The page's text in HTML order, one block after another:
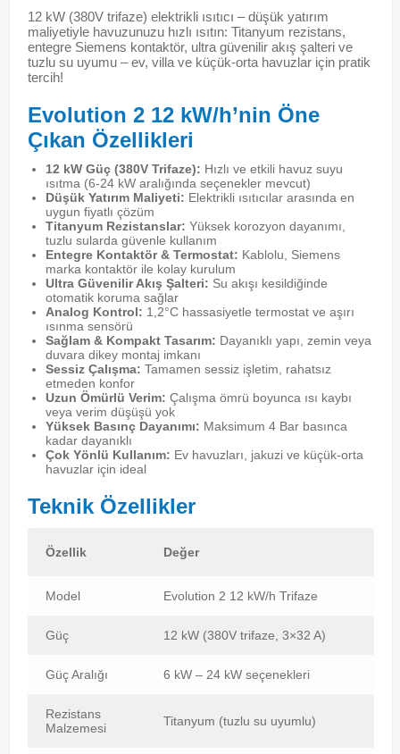
12 kW (380V trifaze) elektrikli ısıtıcı – düşük yatırım
maliyetiyle havuzunuzu hızlı ısıtın: Titanyum rezistans,
entegre Siemens kontaktör, ultra güvenilir akış şalteri ve
tuzlu su uyumu – ev, villa ve küçük-orta havuzlar için pratik
tercih!
Evolution 2 12 kW/h’nin Öne
Çıkan Özellikleri
12 kW Güç (380V Trifaze): Hızlı ve etkili havuz suyu
ısıtma (6-24 kW aralığında seçenekler mevcut)
Düşük Yatırım Maliyeti: Elektrikli ısıtıcılar arasında en
uygun fiyatlı çözüm
Titanyum Rezistanslar: Yüksek korozyon dayanımı,
tuzlu sularda güvenle kullanım
Entegre Kontaktör & Termostat: Kablolu, Siemens
marka kontaktör ile kolay kurulum
Ultra Güvenilir Akış Şalteri: Su akışı kesildiğinde
otomatik koruma sağlar
Analog Kontrol: 1,2°C hassasiyetle termostat ve aşırı
ısınma sensörü
Sağlam & Kompakt Tasarım: Dayanıklı yapı, zemin veya
duvara dikey montaj imkanı
Sessiz Çalışma: Tamamen sessiz işletim, rahatsız
etmeden konfor
Uzun Ömürlü Verim: Çalışma ömrü boyunca ısı kaybı
veya verim düşüşü yok
Yüksek Basınç Dayanımı: Maksimum 4 Bar basınca
kadar dayanıklı
Çok Yönlü Kullanım: Ev havuzları, jakuzi ve küçük-orta
havuzlar için ideal
Teknik Özellikler
Özellik Değer
Model Evolution 2 12 kW/h Trifaze
Güç 12 kW (380V trifaze, 3×32 A)
Güç Aralığı 6 kW – 24 kW seçenekleri
Rezistans
Malzemesi
Titanyum (tuzlu su uyumlu)